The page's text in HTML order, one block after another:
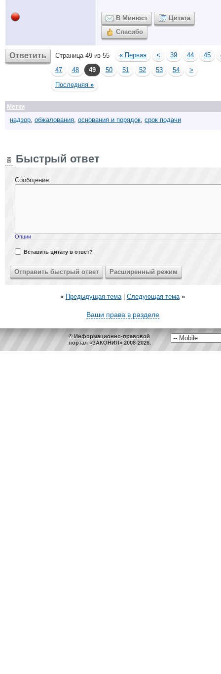
В Минюст
Цитата
Спасибо
Ответить Страница 49 из 55 « Первая < 39 44 45
47
48 49 50 51 52 53 54
>
Последняя »
Метки
надзор, обжалования, основания и порядок, срок подачи
Быстрый ответ
Сообщение:
Опции
Вставить цитату в ответ?
« Предыдущая тема| Следующая тема »
Ваши права в разделе
© Информационно-правовой
портал «ЗАКОНИЯ» 2008-2026.